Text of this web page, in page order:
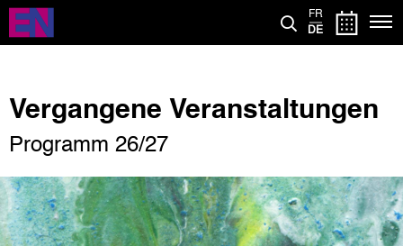
Direkt
zum
Inhalt
FR
DE
Vergangene Veranstaltungen
Programm 26/27